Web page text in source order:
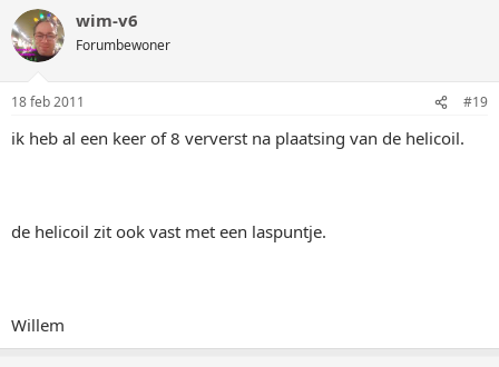
wim-v6
Forumbewoner
18 feb 2011 #19
ik heb al een keer of 8 ververst na plaatsing van de helicoil.
de helicoil zit ook vast met een laspuntje.
Willem